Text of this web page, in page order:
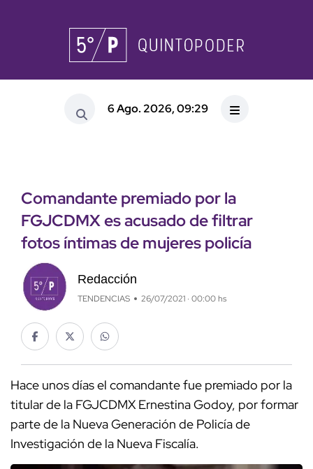
6 Ago. 2026, 09:29
Comandante premiado por la
FGJCDMX es acusado de filtrar
fotos íntimas de mujeres policía
Redacción
TENDENCIAS 26/07/2021 · 00:00 hs
Hace unos días el comandante fue premiado por la
titular de la FGJCDMX Ernestina Godoy, por formar
parte de la Nueva Generación de Policía de
Investigación de la Nueva Fiscalía.